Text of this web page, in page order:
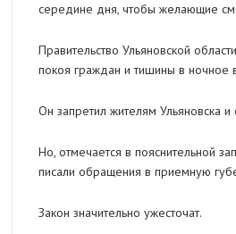
середине дня, чтобы желающие
Правительство Ульяновской
покоя граждан и тишины в ночное
Он запретил жителям Ульяновска
Но, отмечается в пояснительной
писали обращения в приемную
Закон значительно ужесточат.